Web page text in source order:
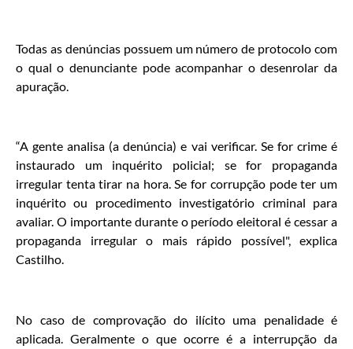
Todas as denúncias possuem um número de protocolo com
o qual o denunciante pode acompanhar o desenrolar da
apuração.
“A gente analisa (a denúncia) e vai verificar. Se for crime é
instaurado um inquérito policial; se for propaganda
irregular tenta tirar na hora. Se for corrupção pode ter um
inquérito ou procedimento investigatório criminal para
avaliar. O importante durante o período eleitoral é cessar a
propaganda irregular o mais rápido possível", explica
Castilho.
No caso de comprovação do ilícito uma penalidade é
aplicada. Geralmente o que ocorre é a interrupção da